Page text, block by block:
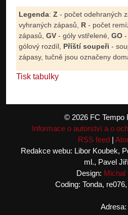
Legenda: Z - počet odehraných
vyhraných zápasů, R - počet
zápasů, GV - góly vstřelené, GO -
gólový rozdíl, Příští soupeři -
zápasy, tučně jsou označeny
Tisk tabulky
© 2026 FC Tempo
Informace o autorství a o
RSS feed|
Redakce webu: Libor Koubek,
ml., Pavel
Design: Michal
Coding: Tonda, re076,
Adresa: